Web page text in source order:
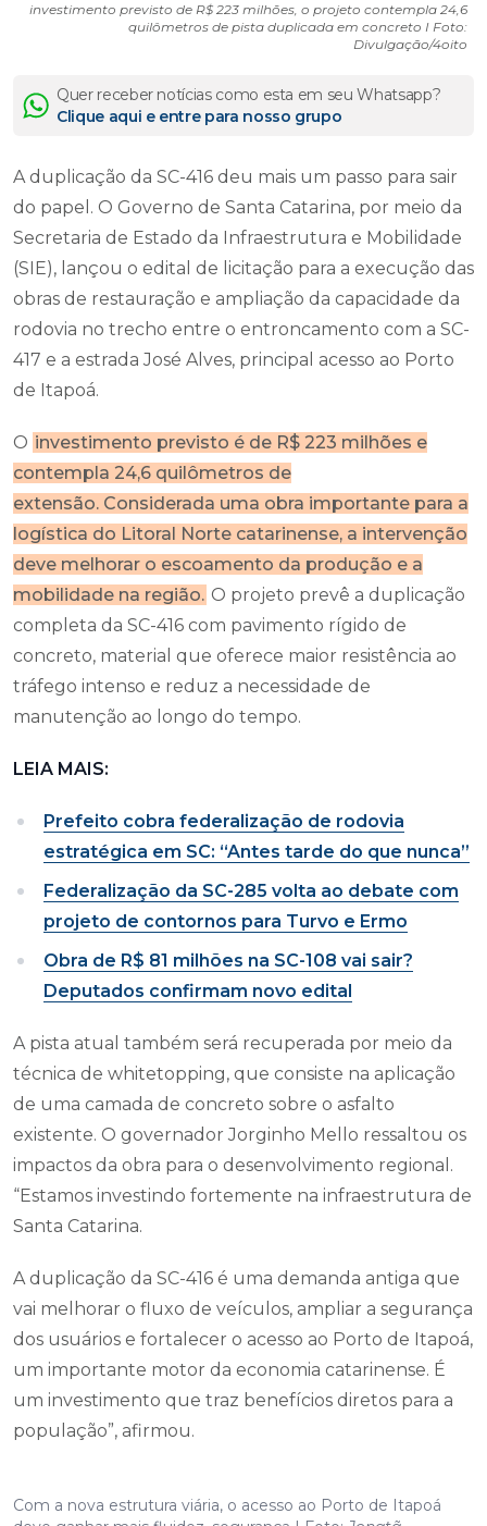
investimento previsto de R$ 223 milhões, o projeto contempla 24,6
quilômetros de pista duplicada em concreto I Foto:
Divulgação/4oito
Quer receber notícias como esta em seu Whatsapp?
Clique aqui e entre para nosso grupo
A duplicação da SC-416 deu mais um passo para sair
do papel. O Governo de Santa Catarina, por meio da
Secretaria de Estado da Infraestrutura e Mobilidade
(SIE), lançou o edital de licitação para a execução das
obras de restauração e ampliação da capacidade da
rodovia no trecho entre o entroncamento com a SC-
417 e a estrada José Alves, principal acesso ao Porto
de Itapoá.
O investimento previsto é de R$ 223 milhões e
contempla 24,6 quilômetros de
extensão. Considerada uma obra importante para a
logística do Litoral Norte catarinense, a intervenção
deve melhorar o escoamento da produção e a
mobilidade na região. O projeto prevê a duplicação
completa da SC-416 com pavimento rígido de
concreto, material que oferece maior resistência ao
tráfego intenso e reduz a necessidade de
manutenção ao longo do tempo.
LEIA MAIS:
Prefeito cobra federalização de rodovia
estratégica em SC: “Antes tarde do que nunca”
Federalização da SC-285 volta ao debate com
projeto de contornos para Turvo e Ermo
Obra de R$ 81 milhões na SC-108 vai sair?
Deputados confirmam novo edital
A pista atual também será recuperada por meio da
técnica de whitetopping, que consiste na aplicação
de uma camada de concreto sobre o asfalto
existente. O governador Jorginho Mello ressaltou os
impactos da obra para o desenvolvimento regional.
“Estamos investindo fortemente na infraestrutura de
Santa Catarina.
A duplicação da SC-416 é uma demanda antiga que
vai melhorar o fluxo de veículos, ampliar a segurança
dos usuários e fortalecer o acesso ao Porto de Itapoá,
um importante motor da economia catarinense. É
um investimento que traz benefícios diretos para a
população”, afirmou.
Com a nova estrutura viária, o acesso ao Porto de Itapoá